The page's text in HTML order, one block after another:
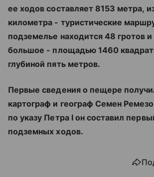
ее ходов составляет 8153 метра,
километра - туристические
подземелье находится 48 гротов
большое - площадью 1460
глубиной пять метров.
Первые сведения о пещере
картограф и географ Семен
по указу Петра I он составил
подземных ходов.